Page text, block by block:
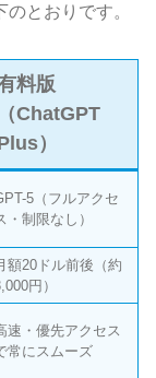
のとおりです。
料版
（ChatGPT
）
5（フルアクセ
・制限なし）
額20ドル前後（約
円）
速・優先アクセス
常にスムーズ